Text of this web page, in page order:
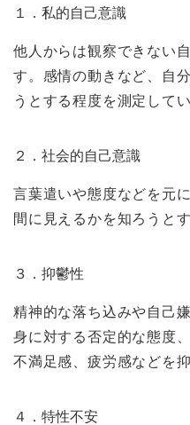
１．私的自己意識
他人からは観察できない
す。感情の動きなど、自
うとする程度を測定してい
２．社会的自己意識
言葉遣いや態度などを元
間に見えるかを知ろうと
３．抑鬱性
精神的な落ち込みや自己
身に対する否定的な態度
不満足感、疲労感などを
４．特性不安